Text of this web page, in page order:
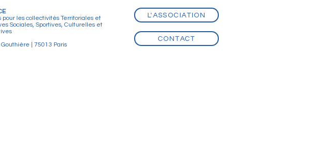
pour les collectivités Territoriales et
Sociales, Sportives, Culturelles et
| 75013 Paris
L'ASSOCIATION
CONTACT